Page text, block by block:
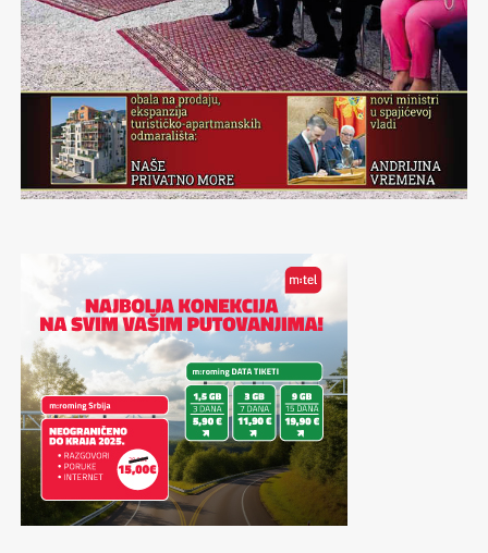
Nevjerojatnu atmosferu koju obujmljuju Zetra i
Skenderija,olimpijske planine i borilišta, opći porast
umjetničkog života tih dana, razdraganih lica na ulicama
Šehera…Sve to je trajalo za vrijeme Četrnaestih
olimpijskih igara kao nestvarni san. Bajka, veličanstvena
bajka,šeherska.
svijeta, u mojim ušima odjekuju riječi predsjednika
Medjunarodnog olimpijskog komiteta sa spuštanja
zavjese na sve te bajkovite prizore:”…Hvala drago
Neka ove riječi dragog Huana Antonia Samarana budu
epilog ovom Periskopu
Gradimir GOJER